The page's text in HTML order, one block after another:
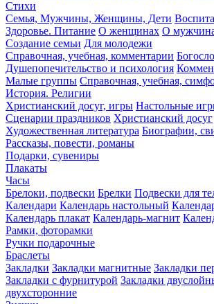
Стихи
Семья, Мужчины, Женщины, Дети
Здоровье. Питание О женщинах О
Создание семьи Для молодежи
Справочная, учебная, комментарии
Душепопечительство и психология
Малые группы Справочная, учебная,
История. Религии
Христианский досуг, игры Настольные
Сценарии праздников Христианский досуг
Художественная литература Биографии,
Рассказы, повести, романы
Подарки, сувениры
Плакаты
Часы
Брелоки, подвески Брелки Подвески для
Календари Календарь настольный
Календарь плакат Календарь-магнит
Рамки, фоторамки
Ручки подарочные
Браслеты
Закладки Закладки магнитные Закладки
Закладки с фурнитурой Закладки
двухсторонние